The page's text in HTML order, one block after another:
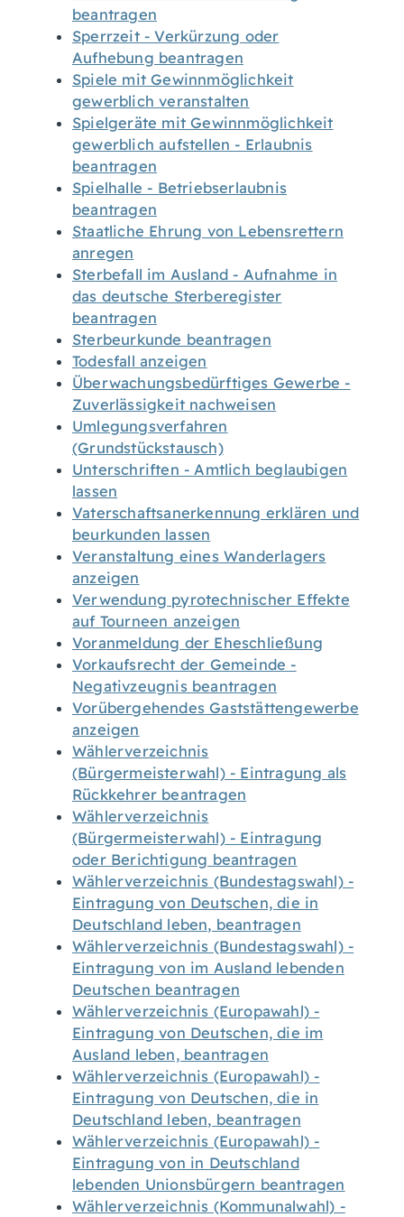
beantragen
Sperrzeit - Verkürzung oder
Aufhebung beantragen
Spiele mit Gewinnmöglichkeit
gewerblich veranstalten
Spielgeräte mit Gewinnmöglichkeit
gewerblich aufstellen - Erlaubnis
beantragen
Spielhalle - Betriebserlaubnis
beantragen
Staatliche Ehrung von Lebensrettern
anregen
Sterbefall im Ausland - Aufnahme in
das deutsche Sterberegister
beantragen
Sterbeurkunde beantragen
Todesfall anzeigen
Überwachungsbedürftiges Gewerbe -
Zuverlässigkeit nachweisen
Umlegungsverfahren
(Grundstückstausch)
Unterschriften - Amtlich beglaubigen
lassen
Vaterschaftsanerkennung erklären und
beurkunden lassen
Veranstaltung eines Wanderlagers
anzeigen
Verwendung pyrotechnischer Effekte
auf Tourneen anzeigen
Voranmeldung der Eheschließung
Vorkaufsrecht der Gemeinde -
Negativzeugnis beantragen
Vorübergehendes Gaststättengewerbe
anzeigen
Wählerverzeichnis
(Bürgermeisterwahl) - Eintragung als
Rückkehrer beantragen
Wählerverzeichnis
(Bürgermeisterwahl) - Eintragung
oder Berichtigung beantragen
Wählerverzeichnis (Bundestagswahl) -
Eintragung von Deutschen, die in
Deutschland leben, beantragen
Wählerverzeichnis (Bundestagswahl) -
Eintragung von im Ausland lebenden
Deutschen beantragen
Wählerverzeichnis (Europawahl) -
Eintragung von Deutschen, die im
Ausland leben, beantragen
Wählerverzeichnis (Europawahl) -
Eintragung von Deutschen, die in
Deutschland leben, beantragen
Wählerverzeichnis (Europawahl) -
Eintragung von in Deutschland
lebenden Unionsbürgern beantragen
Wählerverzeichnis (Kommunalwahl) -